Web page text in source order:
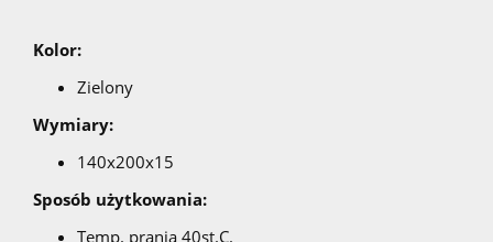
Kolor:
Zielony
Wymiary:
140x200x15
Sposób użytkowania:
Temp. prania 40st.C.